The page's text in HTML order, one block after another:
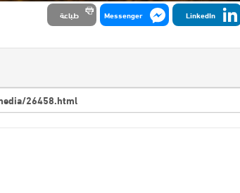
LinkedIn
Messenger طباعة